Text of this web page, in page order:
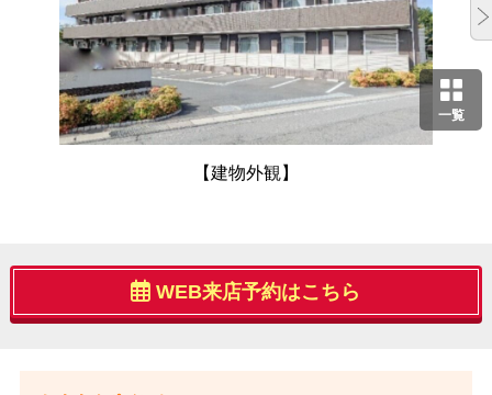
一覧
【建物外観】
WEB来店予約はこちら